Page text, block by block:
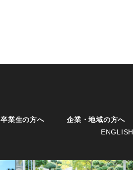
卒業生の方へ
企業・地域の方へ
ENGLISH